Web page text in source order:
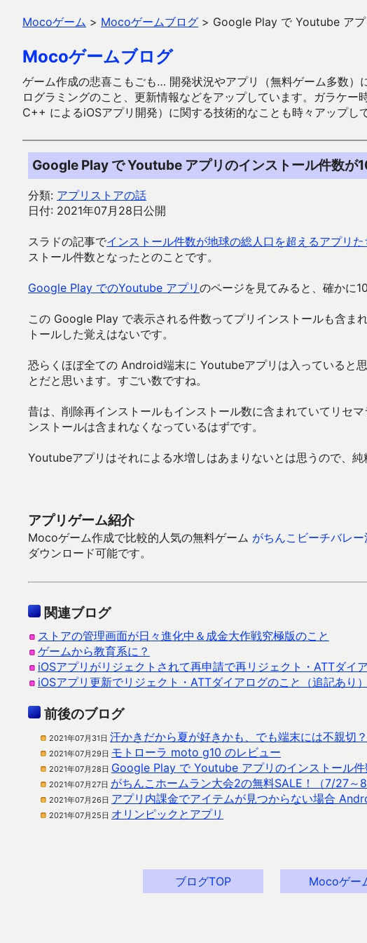
Mocoゲーム > Mocoゲームブログ > Google Play で Youtube アプ
Mocoゲームブログ
ゲーム作成の悲喜こもごも… 開発状況やアプリ（無料ゲーム多数
ログラミングのこと、更新情報などをアップしています。ガラケ
C++ によるiOSアプリ開発）に関する技術的なことも時々アップし
Google Play で Youtube アプリのインストール件数が
分類: アプリストアの話
日付: 2021年07月28日公開
スラドの記事でインストール件数が地球の総人口を超えるアプリた
ストール件数となったとのことです。
Google Play でのYoutube アプリ のページを見てみると、確かに
この Google Play で表示される件数ってプリインストールも含ま
トールした覚えはないです。
恐らくほぼ全ての Android端末に Youtubeアプリは入っていると
とだと思います。すごい数ですね。
昔は、削除再インストールもインストール数に含まれていてリセ
ンストールは含まれなくなっているはずです。
Youtubeアプリはそれによる水増しはあまりないとは思うので、純
アプリゲーム紹介
Mocoゲーム作成で比較的人気の無料ゲーム がちんこビーチバレー
ダウンロード可能です。
関連ブログ
ストアの管理画面が日々進化中＆成金大作戦究極版のこと
ゲームから教育系に？
iOSアプリがリジェクトされて再申請で再リジェクト・ATTダイ
iOSアプリ更新でリジェクト・ATTダイアログのこと（追記あり）
前後のブログ
2021年07月31日 汗かきだから夏が好きかも、でも端末には不親切？
2021年07月29日 モトローラ moto g10 のレビュー
2021年07月28日 Google Play で Youtube アプリのインストール件
2021年07月27日 がちんこホームラン大会2の無料SALE！（7/27～
2021年07月26日 アプリ内課金でアイテムが見つからない場合
2021年07月25日 オリンピックとアプリ
ブログTOP Mocoゲー